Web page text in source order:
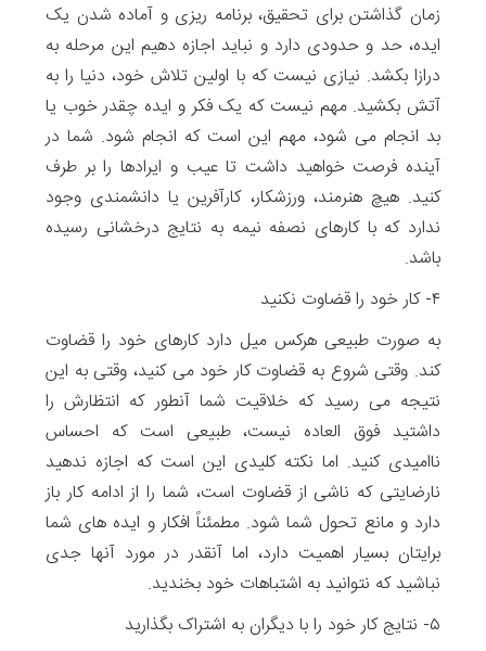
زمان گذاشتن برای تحقیق، برنامه ریزی و آماده شدن یک
ایده، حد و حدودی دارد و نباید اجازه دهیم این مرحله به
درازا بکشد. نیازی نیست که با اولین تلاش خود، دنیا را به
آتش بکشید. مهم نیست که یک فکر و ایده چقدر خوب یا
بد انجام می شود، مهم این است که انجام شود. شما در
آینده فرصت خواهید داشت تا عیب و ایرادها را بر طرف
کنید. هیچ هنرمند، ورزشکار، کارآفرین یا دانشمندی وجود
ندارد که با کارهای نصفه نیمه به نتایج درخشانی رسیده
باشد.
۴- کار خود را قضاوت نکنید
به صورت طبیعی هرکس میل دارد کارهای خود را قضاوت
کند. وقتی شروع به قضاوت کار خود می کنید، وقتی به این
نتیجه می رسید که خلاقیت شما آنطور که انتظارش را
داشتید فوق العاده نیست، طبیعی است که احساس
ناامیدی کنید. اما نکته کلیدی این است که اجازه ندهید
نارضایتی که ناشی از قضاوت است، شما را از ادامه کار باز
دارد و مانع تحول شما شود. مطمئناً افکار و ایده های شما
برایتان بسیار اهمیت دارد، اما آنقدر در مورد آنها جدی
نباشید که نتوانید به اشتباهات خود بخندید.
۵- نتایج کار خود را با دیگران به اشتراک بگذارید